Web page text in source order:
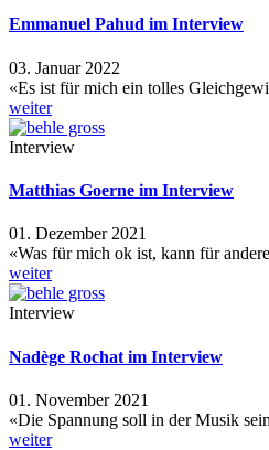
Emmanuel Pahud im Interview
03. Januar 2022
«Es ist für mich ein tolles
weiter
Interview
Matthias Goerne im Interview
01. Dezember 2021
«Was für mich ok ist, kann für
weiter
Interview
Nadège Rochat im Interview
01. November 2021
«Die Spannung soll in der Musik
weiter